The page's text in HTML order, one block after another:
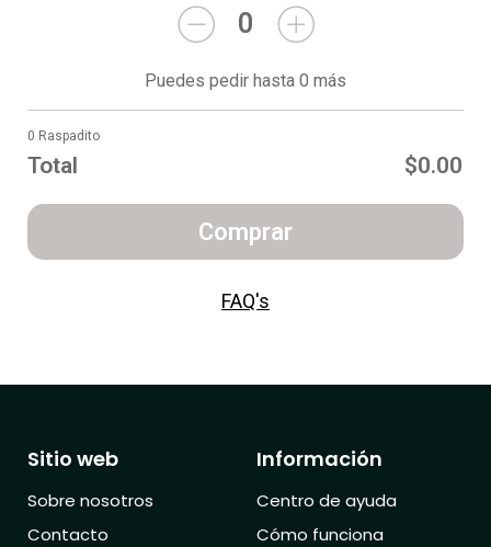
0
Puedes pedir hasta 0 más
0 Raspadito
Total $0.00
Comprar
FAQ's
Sitio web
Sobre nosotros
Contacto
Información
Centro de ayuda
Cómo funciona